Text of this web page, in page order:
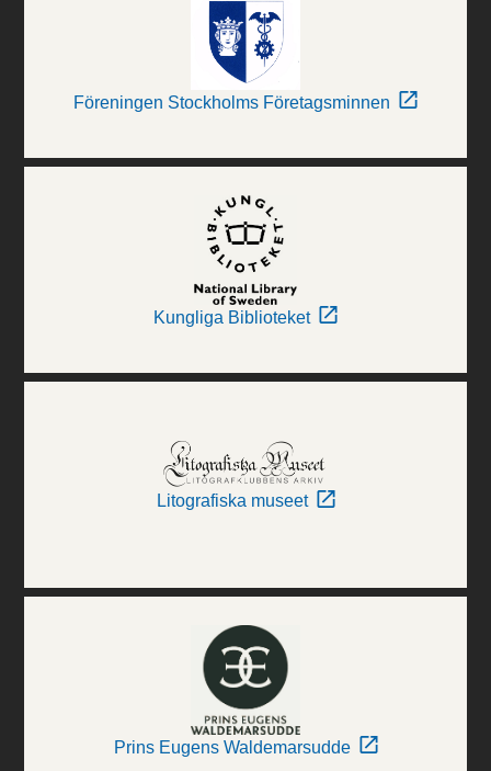
Föreningen Stockholms Företagsminnen
Kungliga Biblioteket
Litografiska museet
Prins Eugens Waldemarsudde